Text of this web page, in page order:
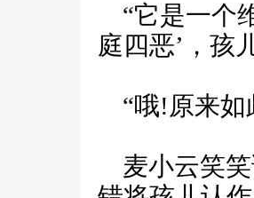
“它是一个
庭四恶’，孩
“哦!原来如
麦小云笑笑